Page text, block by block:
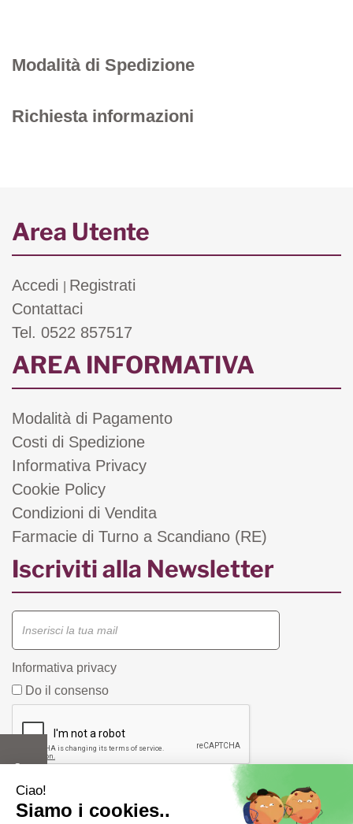
Modalità di Spedizione
Richiesta informazioni
Area Utente
Accedi
Registrati
Contattaci
Tel. 0522 857517
AREA INFORMATIVA
Modalità di Pagamento
Costi di Spedizione
Informativa Privacy
Cookie Policy
Condizioni di Vendita
Farmacie di Turno a Scandiano (RE)
Iscriviti alla Newsletter
Informativa privacy
Do il consenso